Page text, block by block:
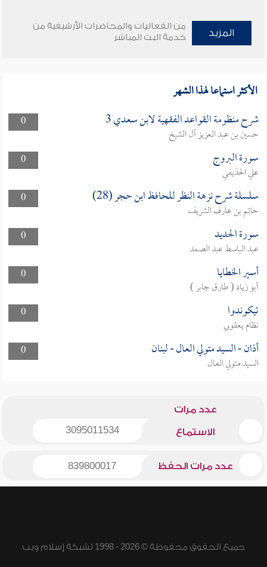
المزيد
من الفعاليات والمحاضرات الأرشيفية من
خدمة البث المباشر
الأكثر استماعا لهذا الشهر
0 شرح منظومة القواعد الفقهية لابن سعدي 3
حسين بن عبد العزيز آل الشيخ
0
سورة البروج
علي الحذيفي
0
سلسلة شرح نزهة النظر للحافظ ابن حجر (28)
حاتم بن عارف الشريف
0
سورة الحديد
عبد الباسط عبد الصمد
0
أسير الخطايا
أبو زياد ( طارق جابر )
0
تيكوندوا
نظام يعقوبي
0
أذان - السيد متولي العال - لبنان
السيد متولي العال
عدد مرات
الاستماع 3095011534
عدد مرات الحفظ 839800017
جميع الحقوق محفوظة © 2026 - 1998 لشبكة إسلام ويب